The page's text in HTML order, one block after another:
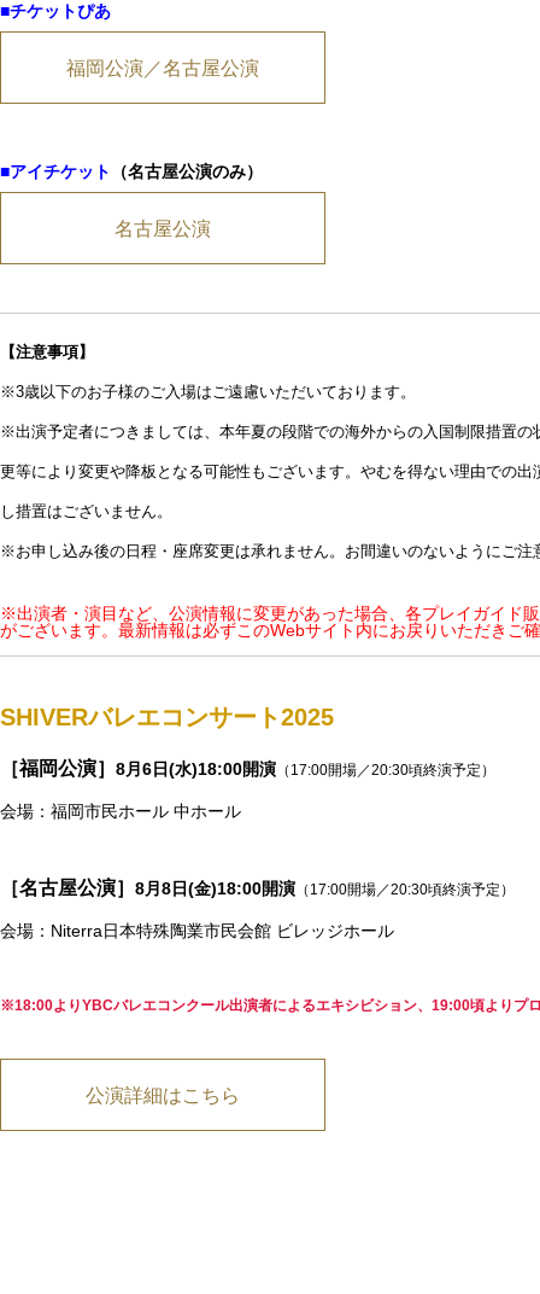
■チケットぴあ
福岡公演／名古屋公演
■アイチケット （名古屋公演のみ）
名古屋公演
【注意事項】
※3歳以下のお子様のご入場はご遠慮いただいております。
※出演予定者につきましては、本年夏の段階での海外からの入国制限措置の
更等により変更や降板となる可能性もございます。やむを得ない理由での
し措置はございません。
※お申し込み後の日程・座席変更は承れません。お間違いのないようにご注
※出演者・演目など、公演情報に変更があった場合、各プレイガイド
がございます。最新情報は必ずこのWebサイト内にお戻りいただきご
SHIVERバレエコンサート2025
［福岡公演］ 8月6日(水)18:00開演 （17:00開場／20:30頃終演予定）
会場：福岡市民ホール 中ホール
［名古屋公演］ 8月8日(金)18:00開演 （17:00開場／20:30頃終演予定）
会場：Niterra日本特殊陶業市民会館 ビレッジホール
※18:00よりYBCバレエコンクール出演者によるエキシビション、19:00頃よりプ
公演詳細はこちら